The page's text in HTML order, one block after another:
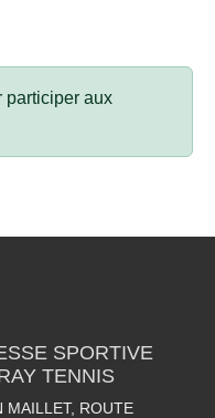
participer aux
SPORTIVE
TENNIS
MAILLET, ROUTE